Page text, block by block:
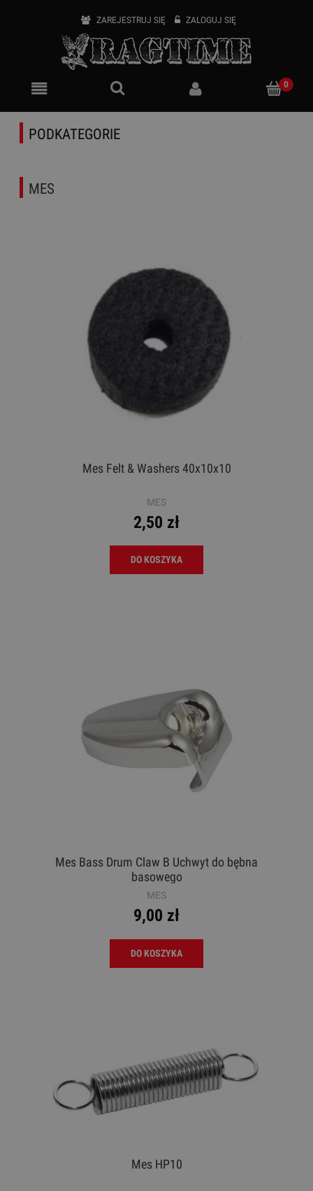
ZAREJESTRUJ SIĘ ZALOGUJ SIĘ
PODKATEGORIE
MES
Mes Felt & Washers 40x10x10
MES
2,50 zł
DO KOSZYKA
Mes Bass Drum Claw B Uchwyt do bębna
basowego
MES
9,00 zł
DO KOSZYKA
Mes HP10